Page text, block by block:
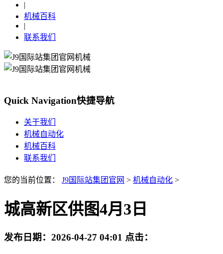
|
机械百科
|
联系我们
Quick Navigation快捷导航
关于我们
机械自动化
机械百科
联系我们
您的当前位置： J9国际站集团官网 > 机械自动化 >
城高新区供图4月3日
发布日期： 2026-04-27 04:01 点击：